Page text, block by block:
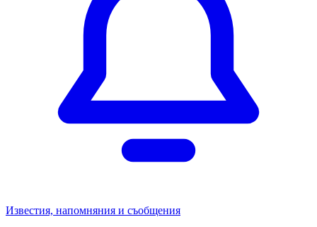
Известия, напомняния и съобщения